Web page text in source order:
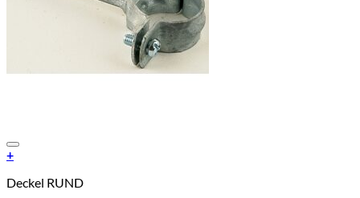
+
Deckel RUND